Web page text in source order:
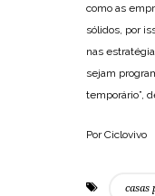
como as
sólidos, por
nas
sejam
temporário”,
Por Ciclovivo
casas